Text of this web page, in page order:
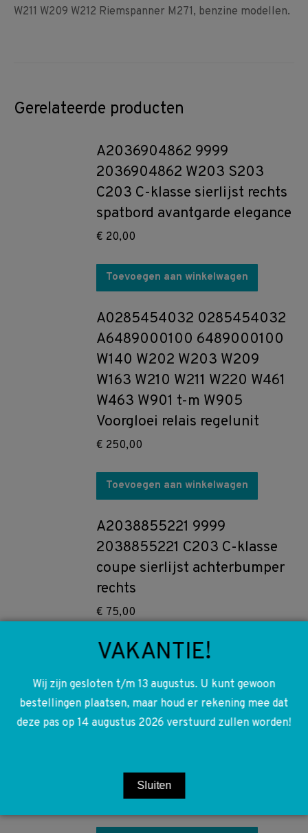
W211 W209 W212 Riemspanner M271, benzine modellen.
Gerelateerde producten
A2036904862 9999
2036904862 W203 S203
C203 C-klasse sierlijst rechts
spatbord avantgarde elegance
€ 20,00
Toevoegen aan winkelwagen
A0285454032 0285454032
A6489000100 6489000100
W140 W202 W203 W209
W163 W210 W211 W220 W461
W463 W901 t-m W905
Voorgloei relais regelunit
€ 250,00
Toevoegen aan winkelwagen
A2038855221 9999
2038855221 C203 C-klasse
coupe sierlijst achterbumper
rechts
€ 75,00
Toevoegen aan winkelwagen
A2048708626 2048708626
A2049005704 2049005704
Interface UCI
200,00
VAKANTIE!
Wij zijn gesloten t/m 13 augustus. U kunt gewoon
bestellingen plaatsen, maar houd er rekening mee dat
deze pas op 14 augustus 2026 verstuurd zullen worden!
Sluiten